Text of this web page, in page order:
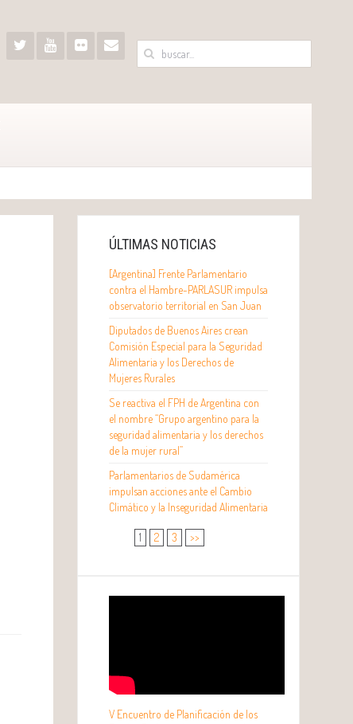
ÚLTIMAS NOTICIAS
[Argentina] Frente Parlamentario
contra el Hambre-PARLASUR impulsa
observatorio territorial en San Juan
Diputados de Buenos Aires crean
Comisión Especial para la Seguridad
Alimentaria y los Derechos de
Mujeres Rurales
Se reactiva el FPH de Argentina con
el nombre “Grupo argentino para la
seguridad alimentaria y los derechos
de la mujer rural”
Parlamentarios de Sudamérica
impulsan acciones ante el Cambio
Climático y la Inseguridad Alimentaria
1 2 3 >>
V Encuentro de Planificación de los